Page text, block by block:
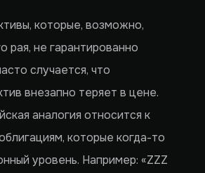
которые, возможно,
рая, не гарантированно
случается, что
внезапно теряет в цене.
аналогия относится к
которые когда-то
уровень. Например: «ZZZ